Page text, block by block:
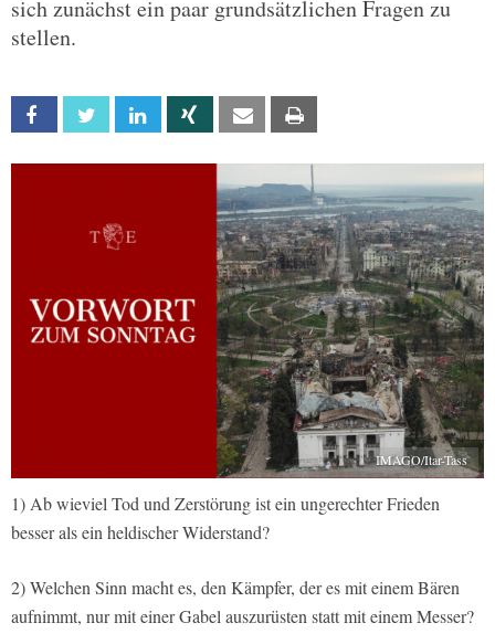
sich zunächst ein paar grundsätzlichen Fragen zu
stellen.
Facebook Twitter Linkedin Xing Email
IMAGO/Itar-Tass
1) Ab wieviel Tod und Zerstörung ist ein ungerechter Frieden
besser als ein heldischer Widerstand?
2) Welchen Sinn macht es, den Kämpfer, der es mit einem Bären
aufnimmt, nur mit einer Gabel auszurüsten statt mit einem Messer?